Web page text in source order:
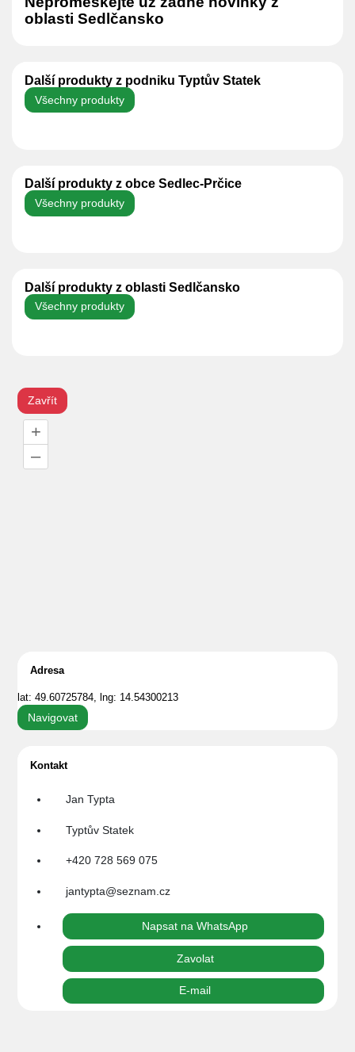
oblasti Sedlčansko
Další produkty z podniku Typtův Statek
Všechny produkty
Další produkty z obce Sedlec-Prčice
Všechny produkty
Další produkty z oblasti Sedlčansko
Všechny produkty
Zavřít
+
–
Adresa
lat: 49.60725784, lng: 14.54300213
Navigovat
Kontakt
Jan Typta
Typtův Statek
+420 728 569 075
jantypta@seznam.cz
Napsat na WhatsApp
Zavolat
E-mail